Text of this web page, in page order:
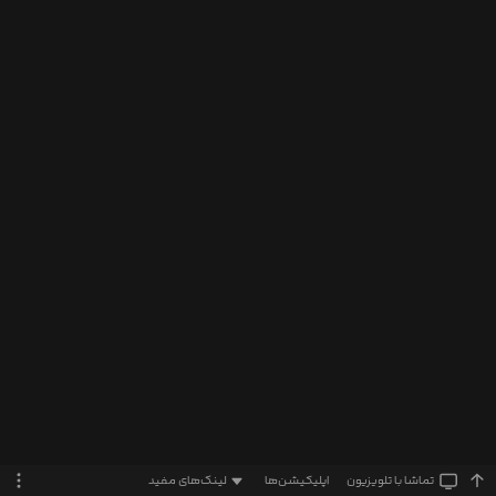
تماشا‌ با تلویزیون اپلیکیشن‌ها لینک‌های مفید